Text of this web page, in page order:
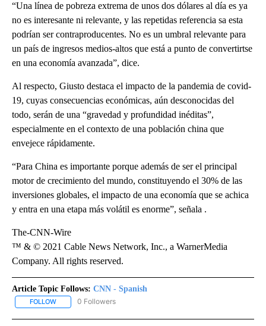
“Una línea de pobreza extrema de unos dos dólares al día es ya
no es interesante ni relevante, y las repetidas referencia sa esta
podrían ser contraproducentes. No es un umbral relevante para
un país de ingresos medios-altos que está a punto de convertirtse
en una economía avanzada”, dice.
Al respecto, Giusto destaca el impacto de la pandemia de covid-
19, cuyas consecuencias económicas, aún desconocidas del
todo, serán de una “gravedad y profundidad inéditas”,
especialmente en el contexto de una población china que
envejece rápidamente.
“Para China es importante porque además de ser el principal
motor de crecimiento del mundo, constituyendo el 30% de las
inversiones globales, el impacto de una economía que se achica
y entra en una etapa más volátil es enorme”, señala .
The-CNN-Wire
™ & © 2021 Cable News Network, Inc., a WarnerMedia
Company. All rights reserved.
Article Topic Follows: CNN - Spanish
FOLLOW FOLLOW "CNN - SPANISH" TO RECEIVE NOTIFICATIONS ABOUT
0 Followers